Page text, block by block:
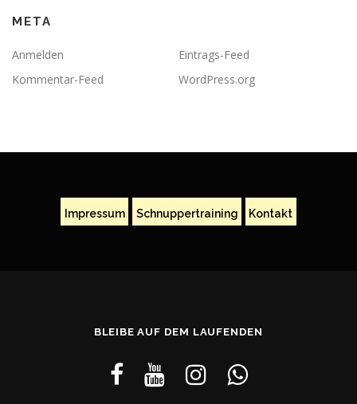
META
Anmelden
Eintrags-Feed
Kommentar-Feed
WordPress.org
Impressum Schnuppertraining Kontakt
BLEIBE AUF DEM LAUFENDEN